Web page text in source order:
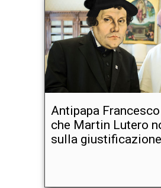
Antipapa
che Martin Lutero
sulla giustificazione